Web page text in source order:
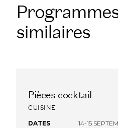
similaires
FINANCEMENT OPCO
Pièces cocktail
CUISINE
DATES
14-15